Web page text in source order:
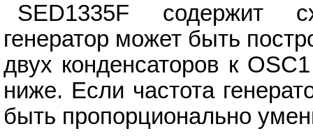
SED1335F содержит
генератор может быть
двух конденсаторов к
ниже. Если частота
быть пропорционально